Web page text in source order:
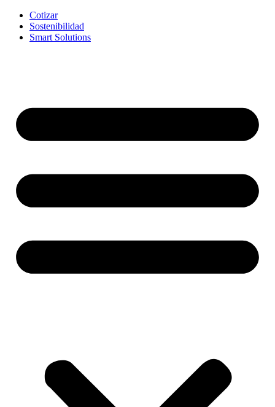
Cotizar
Sostenibilidad
Smart Solutions